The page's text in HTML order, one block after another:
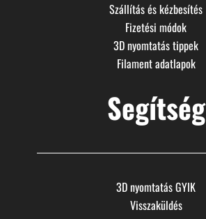
Szállítás és kézbesítés
Fizetési módok
3D nyomtatás tippek
Filament adatlapok
Segítség
3D nyomtatás GYIK
Visszaküldés